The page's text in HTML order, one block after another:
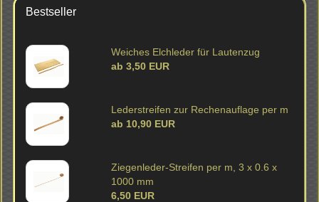
Bestseller
Wei­ches Elch­le­der für Lau­ten­zug
ab 3,50 EUR
Le­der­strei­fen zur Re­chen­auf­la­ge per m
ab 10,90 EUR
Ziegenleder-​Streifen per m, 3 x 0.6 x
1000 mm
6,50 EUR